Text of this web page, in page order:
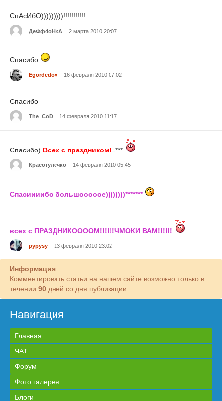
СпАсИбО)))))))))!!!!!!!!!!!
ДеФф4оНкА 2 марта 2010 20:07
Спасибо
Egordedov 16 февраля 2010 07:02
Спасибо
The_CoD 14 февраля 2010 11:17
Спасибо) Всех с праздником!=***
Красотулечко 14 февраля 2010 05:45
Спасиииибо большооооое))))))))*******
всех с ПРАЗДНИКООООМ!!!!!!ЧМОКИ ВАМ!!!!!!
pypysy 13 февраля 2010 23:02
Информация
Комментировать статьи на нашем сайте возможно только в
течении 90 дней со дня публикации.
Навигация
Главная
ЧАТ
Форум
Фото галерея
Блоги